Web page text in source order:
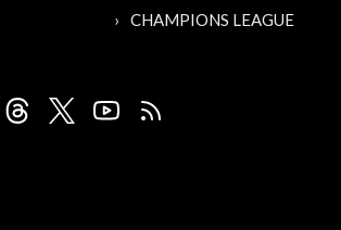
CHAMPIONS LEAGUE